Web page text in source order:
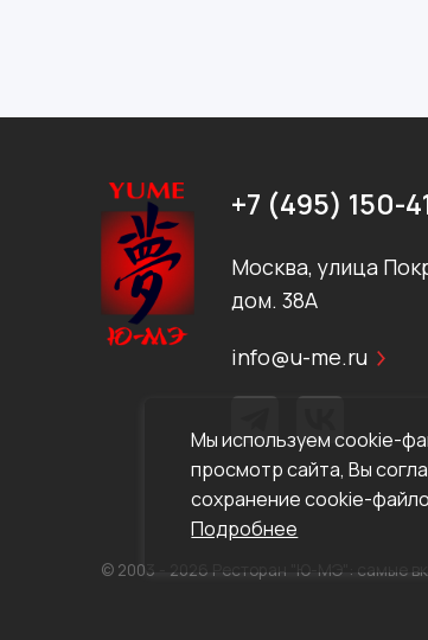
+7 (495) 150-
Москва, улица
дом. 38А
info@u-me.ru
© 2003 - 2026 Ресторан "Ю-МЭ": самые
Мы используем cookie-
просмотр сайта, Вы
сохранение cookie-
Подробнее